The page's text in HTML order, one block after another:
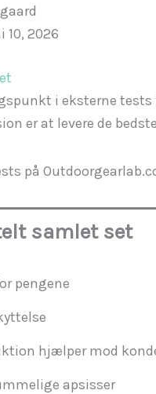
10, 2026
i eksterne
er at levere de
på
samlet set
pengene
hjælper mod
apsisser